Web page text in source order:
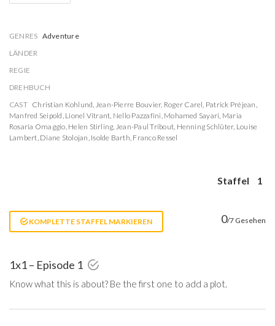
GENRES Adventure
LÄNDER
REGIE
DREHBUCH
CAST Christian Kohlund, Jean-Pierre Bouvier, Roger Carel, Patrick Préjean,
Manfred Seipold, Lionel Vitrant, Nello Pazzafini, Mohamed Sayari, Maria
Rosaria Omaggio, Helen Stirling, Jean-Paul Tribout, Henning Schlüter, Louise
Lambert, Diane Stolojan, Isolde Barth, Franco Ressel
Staffel 1
KOMPLETTE STAFFEL MARKIEREN 0/7 Gesehen
1x1 – Episode 1
Know what this is about? Be the first one to add a plot.